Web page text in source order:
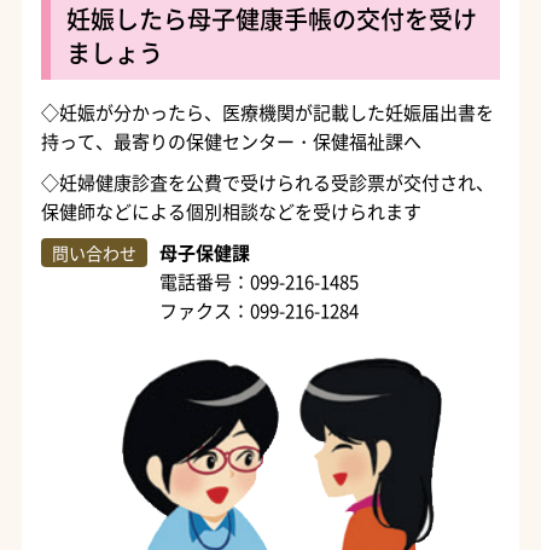
妊娠したら母子健康手帳の交付を受け
ましょう
◇妊娠が分かったら、医療機関が記載した妊娠届出書を
持って、最寄りの保健センター・保健福祉課へ
◇妊婦健康診査を公費で受けられる受診票が交付され、
保健師などによる個別相談などを受けられます
問い合わせ
母子保健課
電話番号：099-216-1485
ファクス：099-216-1284